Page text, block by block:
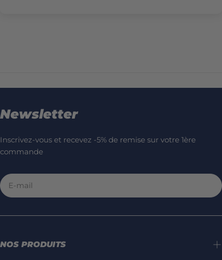
Newsletter
Inscrivez-vous et recevez -5% de remise sur votre 1ère
commande
E-
mail
NOS PRODUITS